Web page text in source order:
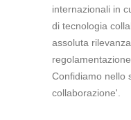
internazionali in
di tecnologia
assoluta
Confidiamo nello
collaborazione'.